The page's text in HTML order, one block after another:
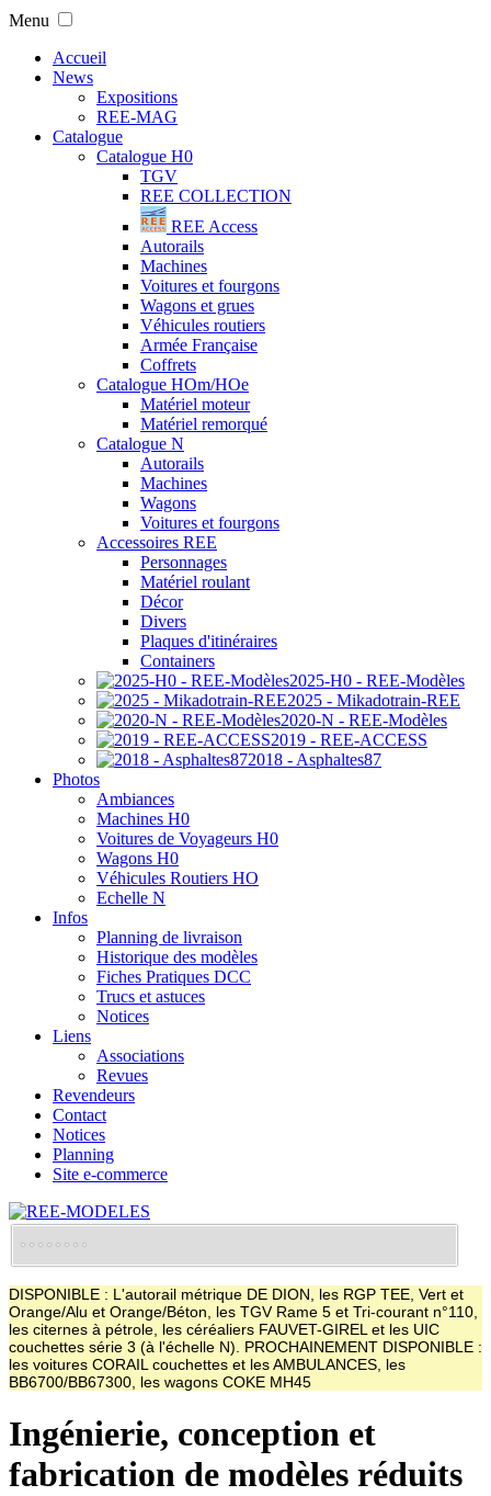
Menu
Accueil
News
Expositions
REE-MAG
Catalogue
Catalogue H0
TGV
REE COLLECTION
REE Access
Autorails
Machines
Voitures et fourgons
Wagons et grues
Véhicules routiers
Armée Française
Coffrets
Catalogue HOm/HOe
Matériel moteur
Matériel remorqué
Catalogue N
Autorails
Machines
Wagons
Voitures et fourgons
Accessoires REE
Personnages
Matériel roulant
Décor
Divers
Plaques d'itinéraires
Containers
2025-H0 - REE-Modèles
2025 - Mikadotrain-REE
2020-N - REE-Modèles
2019 - REE-ACCESS
2018 - Asphaltes87
Photos
Ambiances
Machines H0
Voitures de Voyageurs H0
Wagons H0
Véhicules Routiers HO
Echelle N
Infos
Planning de livraison
Historique des modèles
Fiches Pratiques DCC
Trucs et astuces
Notices
Liens
Associations
Revues
Revendeurs
Contact
Notices
Planning
Site e-commerce
DISPONIBLE : L'autorail métrique DE DION, les RGP TEE, Vert et
Orange/Alu et Orange/Béton, les TGV Rame 5 et Tri-courant n°110,
les citernes à pétrole, les céréaliers FAUVET-GIREL et les UIC
couchettes série 3 (à l'échelle N). PROCHAINEMENT DISPONIBLE :
les voitures CORAIL couchettes et les AMBULANCES, les
BB6700/BB67300, les wagons COKE MH45
Ingénierie, conception et
fabrication de modèles réduits